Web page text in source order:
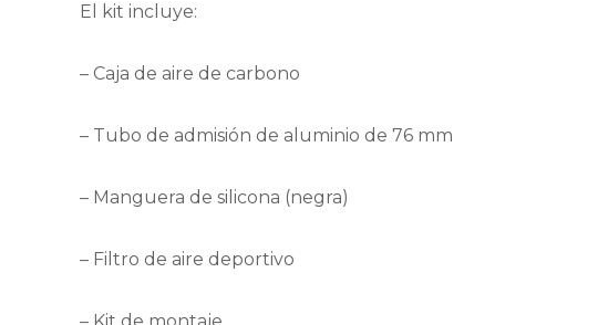
El kit incluye:
– Caja de aire de carbono
– Tubo de admisión de aluminio de 76 mm
– Manguera de silicona (negra)
– Filtro de aire deportivo